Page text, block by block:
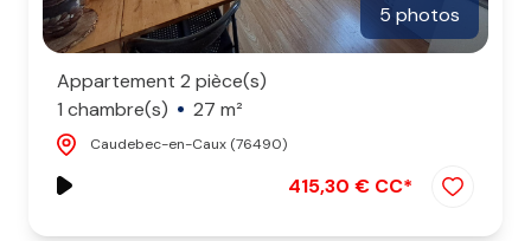
5 photos
Appartement 2 pièce(s)
1 chambre(s)
27 m²
Caudebec-en-Caux (76490)
415,30 € CC*